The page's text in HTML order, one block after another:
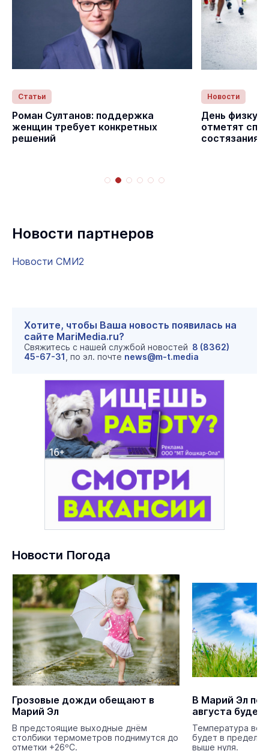
Статьи
Роман Султанов: поддержка
женщин требует конкретных
решений
Новости
День
отметят
Новости партнеров
Новости СМИ2
Хотите, чтобы Ваша новость появилась на
сайте MariMedia.ru?
Свяжитесь с нашей службой новостей 8 (8362)
45-67-31 , по эл. почте news@m-t.media
Новости Погода
Грозовые дожди обещают в
Марий Эл
В предстоящие выходные днём
столбики термометров поднимутся до
отметки +26ºС.
В Марий Эл
августа будет
Температура
будет в
выше нуля.